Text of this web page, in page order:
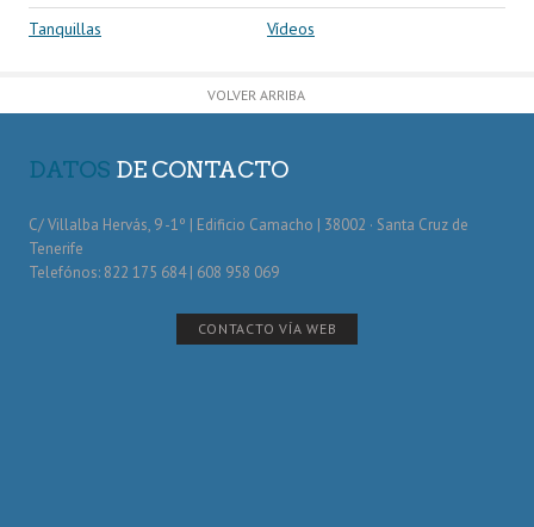
Tanquillas
Vídeos
VOLVER ARRIBA
DATOS DE CONTACTO
C/ Villalba Hervás, 9 -1º | Edificio Camacho | 38002 · Santa Cruz de
Tenerife
Telefónos: 822 175 684 | 608 958 069
CONTACTO VÍA WEB